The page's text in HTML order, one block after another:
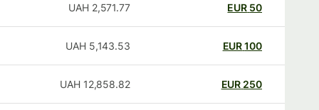
50
EUR
2,571.77
UAH
100
EUR
5,143.53
UAH
250
EUR
12,858.82
UAH